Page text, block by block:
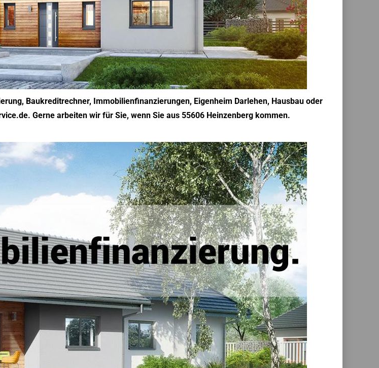
Baukreditrechner, Immobilienfinanzierungen, Eigenheim Darlehen, Hausbau oder
Gerne arbeiten wir für Sie, wenn Sie aus 55606 Heinzenberg kommen.